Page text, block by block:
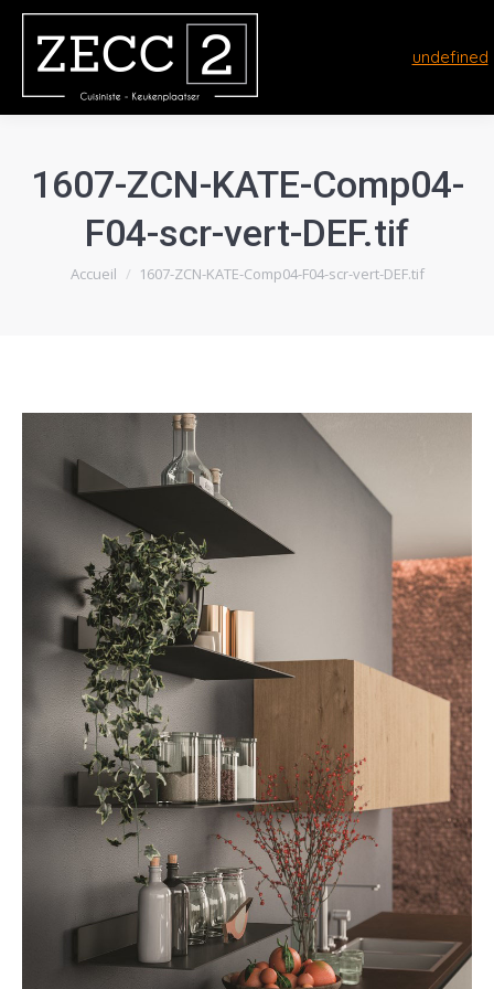
undefined
1607-ZCN-KATE-Comp04-
F04-scr-vert-DEF.tif
Vous êtes ici :
Accueil 1607-ZCN-KATE-Comp04-F04-scr-vert-DEF.tif